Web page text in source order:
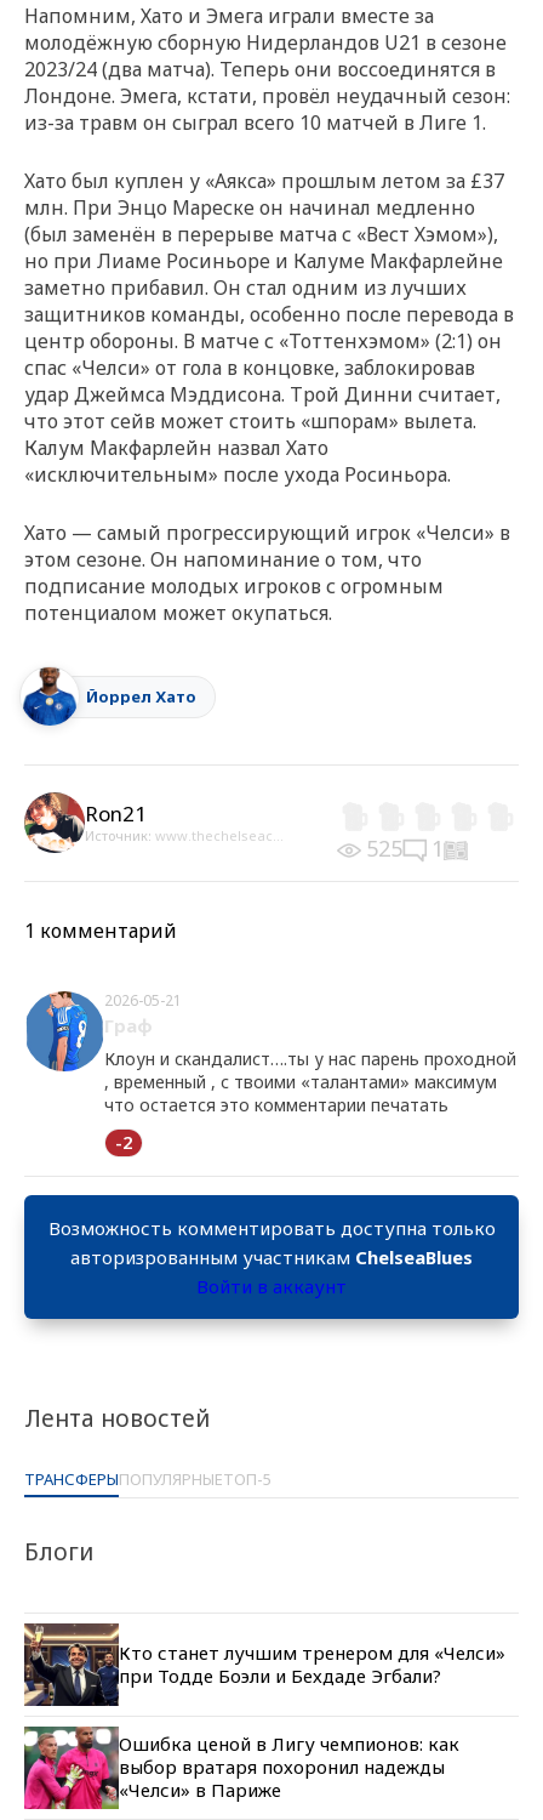
Лента новостей
ТРАНСФЕРЫПОПУЛЯРНЫЕТОП-5
Блоги
Кто станет лучшим тренером для «Челси»
при Тодде Боэли и Бехдаде Эгбали?
Ошибка ценой в Лигу чемпионов: как
выбор вратаря похоронил надежды
«Челси» в Париже
Напомним, Хато и Эмега играли вместе за
молодёжную сборную Нидерландов U21 в сезоне
2023/24 (два матча). Теперь они воссоединятся в
Лондоне. Эмега, кстати, провёл неудачный сезон:
из-за травм он сыграл всего 10 матчей в Лиге 1.
Хато был куплен у «Аякса» прошлым летом за £37
млн. При Энцо Мареске он начинал медленно
(был заменён в перерыве матча с «Вест Хэмом»),
но при Лиаме Росиньоре и Калуме Макфарлейне
заметно прибавил. Он стал одним из лучших
защитников команды, особенно после перевода в
центр обороны. В матче с «Тоттенхэмом» (2:1) он
спас «Челси» от гола в концовке, заблокировав
удар Джеймса Мэддисона. Трой Динни считает,
что этот сейв может стоить «шпорам» вылета.
Калум Макфарлейн назвал Хато
«исключительным» после ухода Росиньора.
Хато — самый прогрессирующий игрок «Челси» в
этом сезоне. Он напоминание о том, что
подписание молодых игроков с огромным
потенциалом может окупаться.
Йоррел Хато
Ron21
Источник: www.thechelseac... 525 1
1 комментарий
2026-05-21
Граф
Клоун и скандалист….ты у нас парень проходной
, временный , с твоими «талантами» максимум
что остается это комментарии печатать
-2
Возможность комментировать доступна только
авторизрованным участникам ChelseaBlues
Войти в аккаунт